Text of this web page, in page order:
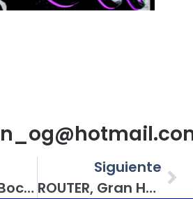
Sistema De Bocinas Tipo Componente De 2 Vías Eleven Audio Modelo E652C
Siguiente
ROUTER, Gran Herramienta Para Lograr Piezas De Integración Automotriz